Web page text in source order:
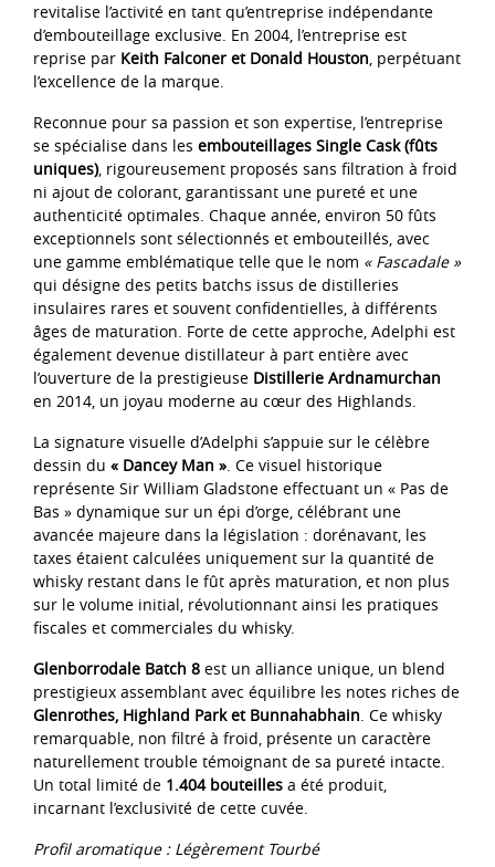
revitalise l’activité en tant qu’entreprise indépendante
d’embouteillage exclusive. En 2004, l’entreprise est
reprise par Keith Falconer et Donald Houston, perpétuant
l’excellence de la marque.
Reconnue pour sa passion et son expertise, l’entreprise
se spécialise dans les embouteillages Single Cask (fûts
uniques), rigoureusement proposés sans filtration à froid
ni ajout de colorant, garantissant une pureté et une
authenticité optimales. Chaque année, environ 50 fûts
exceptionnels sont sélectionnés et embouteillés, avec
une gamme emblématique telle que le nom « Fascadale »
qui désigne des petits batchs issus de distilleries
insulaires rares et souvent confidentielles, à différents
âges de maturation. Forte de cette approche, Adelphi est
également devenue distillateur à part entière avec
l’ouverture de la prestigieuse Distillerie Ardnamurchan
en 2014, un joyau moderne au cœur des Highlands.
La signature visuelle d’Adelphi s’appuie sur le célèbre
dessin du « Dancey Man ». Ce visuel historique
représente Sir William Gladstone effectuant un « Pas de
Bas » dynamique sur un épi d’orge, célébrant une
avancée majeure dans la législation : dorénavant, les
taxes étaient calculées uniquement sur la quantité de
whisky restant dans le fût après maturation, et non plus
sur le volume initial, révolutionnant ainsi les pratiques
fiscales et commerciales du whisky.
Glenborrodale Batch 8 est un alliance unique, un blend
prestigieux assemblant avec équilibre les notes riches de
Glenrothes, Highland Park et Bunnahabhain. Ce whisky
remarquable, non filtré à froid, présente un caractère
naturellement trouble témoignant de sa pureté intacte.
Un total limité de 1.404 bouteilles a été produit,
incarnant l’exclusivité de cette cuvée.
Profil aromatique : Légèrement Tourbé